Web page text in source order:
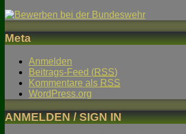
Meta
Anmelden
Beitrags-Feed (RSS)
Kommentare als RSS
WordPress.org
ANMELDEN / SIGN IN